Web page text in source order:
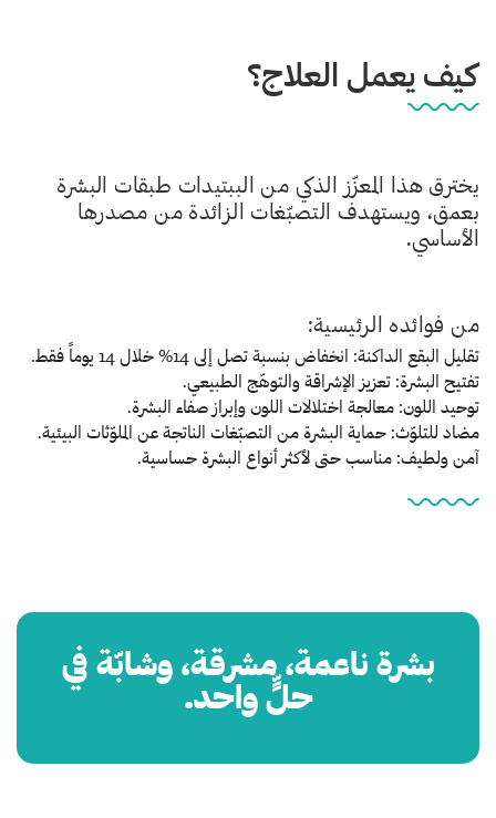
كيف يعمل العلاج؟
يخترق هذا المعزّز الذكي من الببتيدات طبقات البشرة
بعمق، ويستهدف التصبّغات الزائدة من مصدرها
الأساسي.
من فوائده الرئيسية:
تقليل البقع الداكنة: انخفاض بنسبة تصل إلى 14% خلال 14 يوماً فقط.
تفتيح البشرة: تعزيز الإشراقة والتوهّج الطبيعي.
توحيد اللون: معالجة اختلالات اللون وإبراز صفاء البشرة.
مضاد للتلوّث: حماية البشرة من التصبّغات الناتجة عن الملوّثات البيئية.
آمن ولطيف: مناسب حتى لأكثر أنواع البشرة حساسية.
بشرة ناعمة، مشرقة، وشابّة في
حلٍّ واحد.